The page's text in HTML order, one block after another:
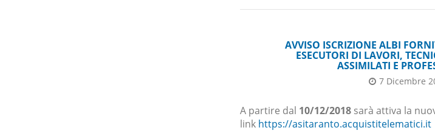
AVVISO ISCRIZIONE ALBI
ESECUTORI DI LAVORI,
ASSIMILATI E
7 Dicembre
A partire dal 10/12/2018sarà attiva la
link https://asitaranto.acquistitelematici.it